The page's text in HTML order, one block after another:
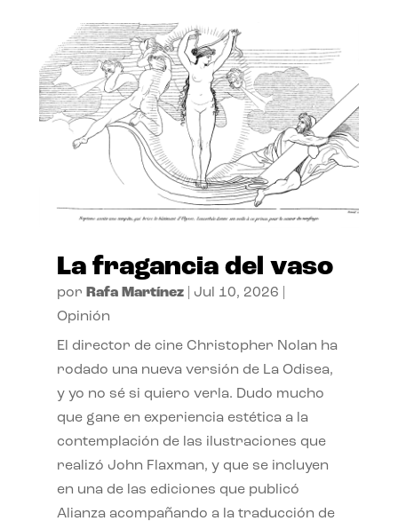
La fragancia del vaso
por Rafa Martínez| Jul 10, 2026
Opinión
El director de cine Christopher Nolan ha
rodado una nueva versión de La Odisea,
y yo no sé si quiero verla. Dudo mucho
que gane en experiencia estética a la
contemplación de las ilustraciones que
realizó John Flaxman, y que se incluyen
en una de las ediciones que publicó
Alianza acompañando a la traducción de